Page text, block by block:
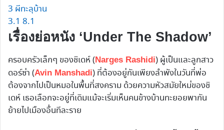
3 ผีทะลุบ้าน
3.1 8.1
เรื่องย่อหนัง ‘Under The Shadow’
ครอบครัวเล็กๆ ของชิเดห์ (Narges Rashidi) ผู้เป็นและลูกสาว
ดอร์ซ่า (Avin Manshadi) ที่ต้องอยู่กันเพียงลำพังในวันที่พ่อ
ต้องจากไปเป็นหมอในพื้นที่สงคราม ด้วยความหัวสมัยใหม่ของชิ
เดห์ เธอเลือกจะอยู่ที่เดิมแม้จะเริ่มเห็นคนข้างบ้านทะยอยพากัน
ย้ายไปเมืองอื่นทีละราย